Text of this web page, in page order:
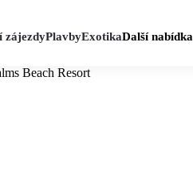
zájezdyPlavbyExotikaDalší nabídka
Beach Resort